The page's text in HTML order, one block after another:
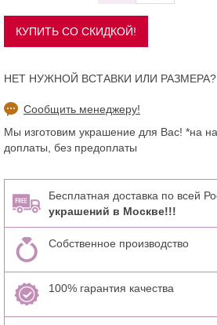
НЕТ НУЖНОЙ ВСТАВКИ ИЛИ РАЗМЕРА?
Сообщить менеджеру!
Мы изготовим украшение для Вас! *на
доплаты, без предоплаты
Бесплатная доставка по всей
украшений в Москве!!!
Собственное производство
100% гарантия качества